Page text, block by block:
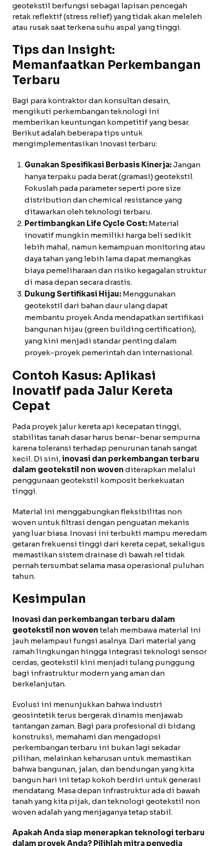
geotekstil berfungsi sebagai lapisan pencegah
retak reflektif (stress relief) yang tidak akan meleleh
atau rusak saat terkena suhu aspal yang tinggi.
Tips dan Insight:
Memanfaatkan Perkembangan
Terbaru
Bagi para kontraktor dan konsultan desain,
mengikuti perkembangan teknologi ini
memberikan keuntungan kompetitif yang besar.
Berikut adalah beberapa tips untuk
mengimplementasikan inovasi terbaru:
Gunakan Spesifikasi Berbasis Kinerja:Jangan
hanya terpaku pada berat (gramasi) geotekstil.
Fokuslah pada parameter seperti pore size
distribution dan chemical resistance yang
ditawarkan oleh teknologi terbaru.
Pertimbangkan Life Cycle Cost: Material
inovatif mungkin memiliki harga beli sedikit
lebih mahal, namun kemampuan monitoring atau
daya tahan yang lebih lama dapat memangkas
biaya pemeliharaan dan risiko kegagalan struktur
di masa depan secara drastis.
Dukung Sertifikasi Hijau: Menggunakan
geotekstil dari bahan daur ulang dapat
membantu proyek Anda mendapatkan sertifikasi
bangunan hijau (green building certification),
yang kini menjadi standar penting dalam
proyek-proyek pemerintah dan internasional.
Contoh Kasus: Aplikasi
Inovatif pada Jalur Kereta
Cepat
Pada proyek jalur kereta api kecepatan tinggi,
stabilitas tanah dasar harus benar-benar sempurna
karena toleransi terhadap penurunan tanah sangat
kecil. Di sini, inovasi dan perkembangan terbaru
dalam geotekstil non woven diterapkan melalui
penggunaan geotekstil komposit berkekuatan
tinggi.
Material ini menggabungkan fleksibilitas non
woven untuk filtrasi dengan penguatan mekanis
yang luar biasa. Inovasi ini terbukti mampu meredam
getaran frekuensi tinggi dari kereta cepat, sekaligus
memastikan sistem drainase di bawah rel tidak
pernah tersumbat selama masa operasional puluhan
tahun.
Kesimpulan
Inovasi dan perkembangan terbaru dalam
geotekstil non woven telah membawa material ini
jauh melampaui fungsi asalnya. Dari material yang
ramah lingkungan hingga integrasi teknologi sensor
cerdas, geotekstil kini menjadi tulang punggung
bagi infrastruktur modern yang aman dan
berkelanjutan.
Evolusi ini menunjukkan bahwa industri
geosintetik terus bergerak dinamis menjawab
tantangan zaman. Bagi para profesional di bidang
konstruksi, memahami dan mengadopsi
perkembangan terbaru ini bukan lagi sekadar
pilihan, melainkan keharusan untuk memastikan
bahwa bangunan, jalan, dan bendungan yang kita
bangun hari ini tetap kokoh berdiri untuk generasi
mendatang. Masa depan infrastruktur ada di bawah
tanah yang kita pijak, dan teknologi geotekstil non
woven adalah yang menjaganya tetap stabil.
Apakah Anda siap menerapkan teknologi terbaru
dalam proyek Anda? Pilihlah mitra penyedia